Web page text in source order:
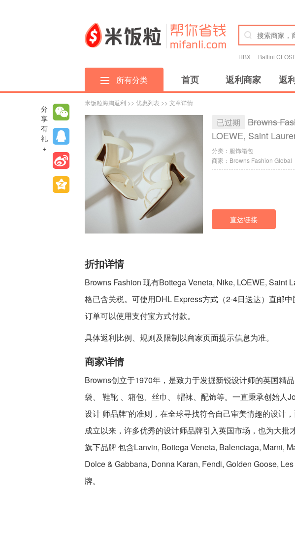
HBX Baltini
所有分类 首页 返利商家 返
米饭粒海淘返利 >> 优惠列表 >> 文章详情
已过期
Browns
LOEWE, Saint
分类： 服饰箱包
商家：Browns Fashion Global
直达链接
折扣详情
Browns Fashion 现有Bottega Veneta, Nike, LOEWE, Saint
格已含关税。可使用DHL Express方式（2-4日送达）直邮
订单可以使用支付宝方式付款。
具体返利比例、规则及限制以商家页面提示信息为准。
商家详情
Browns创立于1970年，是致力于发掘新锐设计师的英国精
袋、 鞋靴 、箱包、丝巾、 帽袜、配饰等。一直秉承创始人
设计 师品牌”的准则，在全球寻找符合自己审美情趣的设计
成立以来，许多优秀的设计师品牌引入英国市场，也为大批
旗下品牌 包含Lanvin, Bottega Veneta, Balenciaga, Marni,
Dolce & Gabbana, Donna Karan, Fendi, Golden Goose,
牌。
分
享
有
礼
+